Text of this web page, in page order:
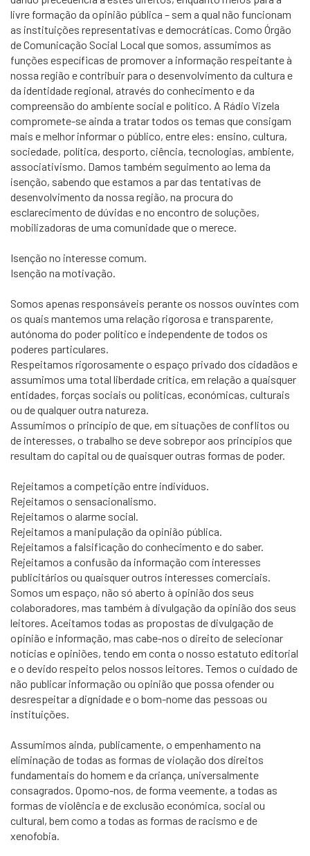
livre formação da opinião pública – sem a qual não funcionam
as instituições representativas e democráticas. Como Órgão
de Comunicação Social Local que somos, assumimos as
funções específicas de promover a informação respeitante à
nossa região e contribuir para o desenvolvimento da cultura e
da identidade regional, através do conhecimento e da
compreensão do ambiente social e político. A Rádio Vizela
compromete-se ainda a tratar todos os temas que consigam
mais e melhor informar o público, entre eles: ensino, cultura,
sociedade, política, desporto, ciência, tecnologias, ambiente,
associativismo. Damos também seguimento ao lema da
isenção, sabendo que estamos a par das tentativas de
desenvolvimento da nossa região, na procura do
esclarecimento de dúvidas e no encontro de soluções,
mobilizadoras de uma comunidade que o merece.
Isenção no interesse comum.
Isenção na motivação.
Somos apenas responsáveis perante os nossos ouvintes com
os quais mantemos uma relação rigorosa e transparente,
autónoma do poder político e independente de todos os
poderes particulares.
Respeitamos rigorosamente o espaço privado dos cidadãos e
assumimos uma total liberdade crítica, em relação a quaisquer
entidades, forças sociais ou políticas, económicas, culturais
ou de qualquer outra natureza.
Assumimos o princípio de que, em situações de conflitos ou
de interesses, o trabalho se deve sobrepor aos princípios que
resultam do capital ou de quaisquer outras formas de poder.
Rejeitamos a competição entre indivíduos.
Rejeitamos o sensacionalismo.
Rejeitamos o alarme social.
Rejeitamos a manipulação da opinião pública.
Rejeitamos a falsificação do conhecimento e do saber.
Rejeitamos a confusão da informação com interesses
publicitários ou quaisquer outros interesses comerciais.
Somos um espaço, não só aberto à opinião dos seus
colaboradores, mas também à divulgação da opinião dos seus
leitores. Aceitamos todas as propostas de divulgação de
opinião e informação, mas cabe-nos o direito de selecionar
notícias e opiniões, tendo em conta o nosso estatuto editorial
e o devido respeito pelos nossos leitores. Temos o cuidado de
não publicar informação ou opinião que possa ofender ou
desrespeitar a dignidade e o bom-nome das pessoas ou
instituições.
Assumimos ainda, publicamente, o empenhamento na
eliminação de todas as formas de violação dos direitos
fundamentais do homem e da criança, universalmente
consagrados. Opomo-nos, de forma veemente, a todas as
formas de violência e de exclusão económica, social ou
cultural, bem como a todas as formas de racismo e de
xenofobia.